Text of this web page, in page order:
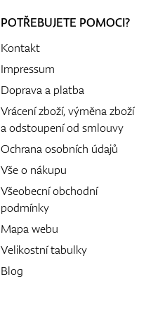
POTŘEBUJETE POMOCI?
Kontakt
Impressum
Doprava a platba
Vrácení zboží, výměna zboží
a odstoupení od smlouvy
Ochrana osobních údajů
Vše o nákupu
Všeobecní obchodní
podmínky
Mapa webu
Velikostní tabulky
Blog